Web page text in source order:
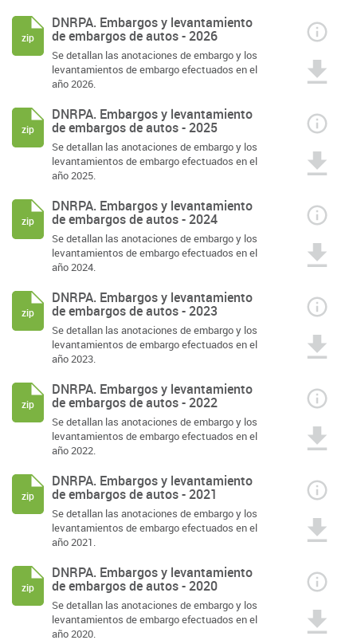
DNRPA. Embargos y levantamiento
de embargos de autos - 2026
Se detallan las anotaciones de embargo y los
levantamientos de embargo efectuados en el
año 2026.
zip
DNRPA. Embargos y levantamiento
de embargos de autos - 2025
Se detallan las anotaciones de embargo y los
levantamientos de embargo efectuados en el
año 2025.
zip
DNRPA. Embargos y levantamiento
de embargos de autos - 2024
Se detallan las anotaciones de embargo y los
levantamientos de embargo efectuados en el
año 2024.
zip
DNRPA. Embargos y levantamiento
de embargos de autos - 2023
Se detallan las anotaciones de embargo y los
levantamientos de embargo efectuados en el
año 2023.
zip
DNRPA. Embargos y levantamiento
de embargos de autos - 2022
Se detallan las anotaciones de embargo y los
levantamientos de embargo efectuados en el
año 2022.
zip
DNRPA. Embargos y levantamiento
de embargos de autos - 2021
Se detallan las anotaciones de embargo y los
levantamientos de embargo efectuados en el
año 2021.
zip
DNRPA. Embargos y levantamiento
de embargos de autos - 2020
Se detallan las anotaciones de embargo y los
levantamientos de embargo efectuados en el
año 2020.
zip